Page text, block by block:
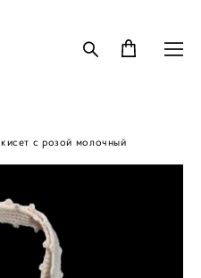
кисет с розой молочный